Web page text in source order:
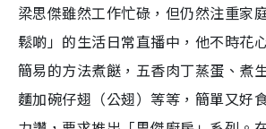
梁思傑雖然工作忙碌，但仍然注重家
鬆啲」的生活日常直播中，他不時花
簡易的方法煮餸，五香肉丁蒸蛋、煮
麵加碗仔翅（公翅）等等，簡單又好